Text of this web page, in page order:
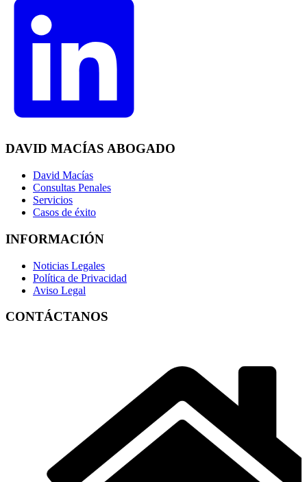
DAVID MACÍAS ABOGADO
David Macías
Consultas Penales
Servicios
Casos de éxito
INFORMACIÓN
Noticias Legales
Política de Privacidad
Aviso Legal
CONTÁCTANOS